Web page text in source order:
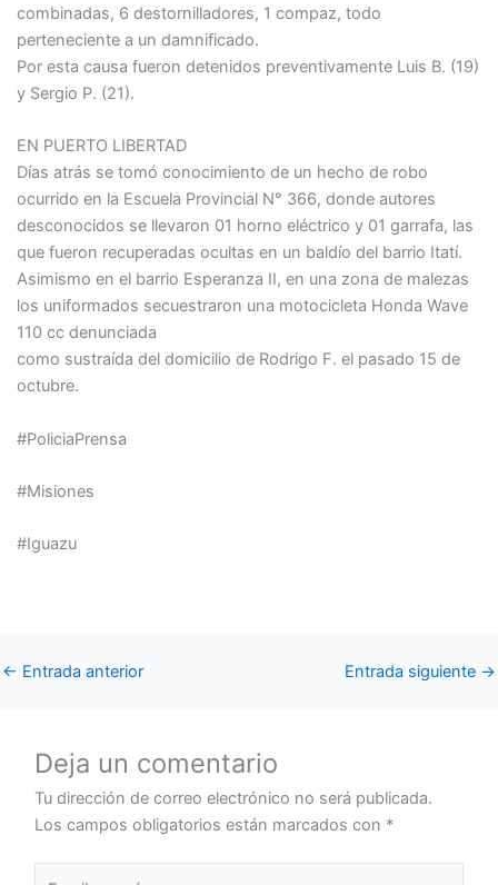
combinadas, 6 destornilladores, 1 compaz, todo
perteneciente a un damnificado.
Por esta causa fueron detenidos preventivamente Luis B. (19)
y Sergio P. (21).
EN PUERTO LIBERTAD
Días atrás se tomó conocimiento de un hecho de robo
ocurrido en la Escuela Provincial N° 366, donde autores
desconocidos se llevaron 01 horno eléctrico y 01 garrafa, las
que fueron recuperadas ocultas en un baldío del barrio Itatí.
Asimismo en el barrio Esperanza II, en una zona de malezas
los uniformados secuestraron una motocicleta Honda Wave
110 cc denunciada
como sustraída del domicilio de Rodrigo F. el pasado 15 de
octubre.
#PoliciaPrensa
#Misiones
#Iguazu
← Entrada anterior Entrada siguiente →
Deja un comentario
Tu dirección de correo electrónico no será publicada.
Los campos obligatorios están marcados con *